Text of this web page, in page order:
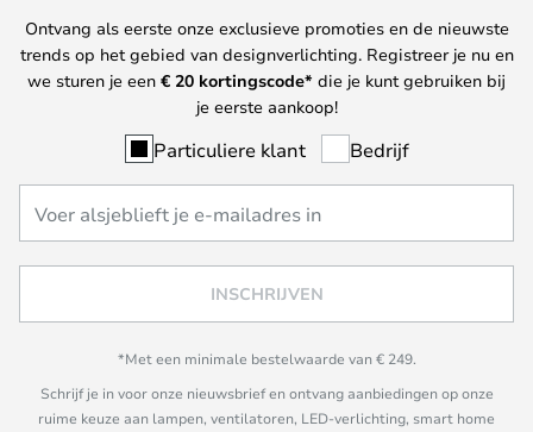
Ontvang als eerste onze exclusieve promoties en de nieuwste
trends op het gebied van designverlichting. Registreer je nu en
we sturen je een € 20 kortingscode* die je kunt gebruiken bij
je eerste aankoop!
Particuliere klant Bedrijf
INSCHRIJVEN
*Met een minimale bestelwaarde van € 249.
Schrijf je in voor onze nieuwsbrief en ontvang aanbiedingen op onze
ruime keuze aan lampen, ventilatoren, LED-verlichting, smart home